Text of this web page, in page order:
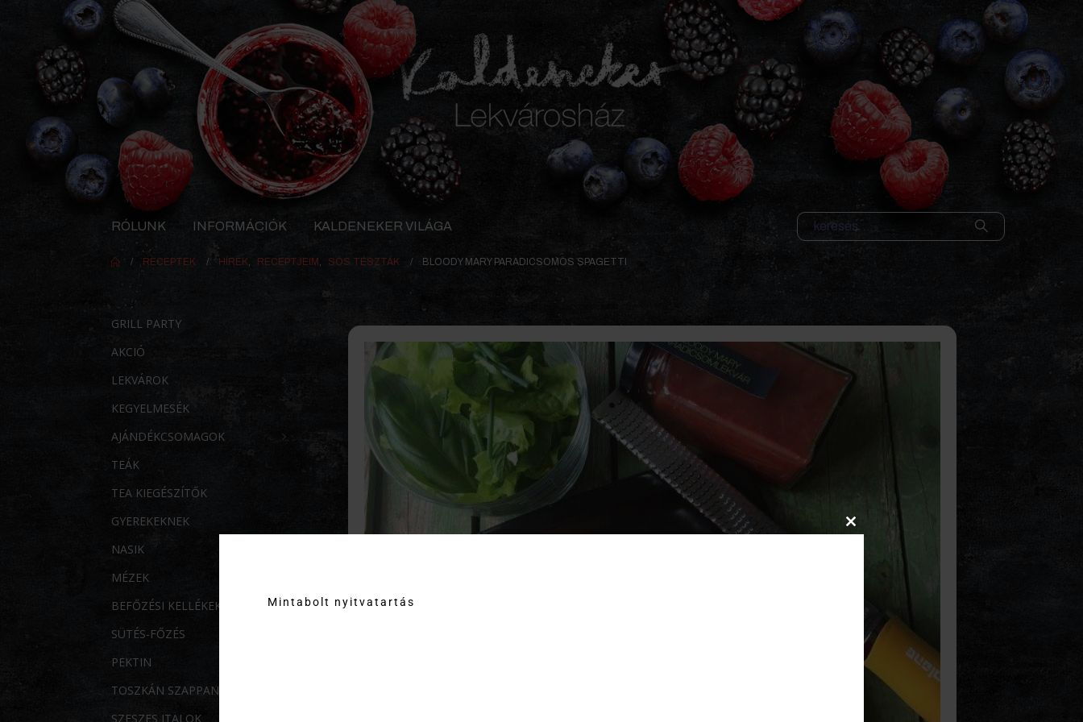
RÓLUNK INFORMÁCIÓK KALDENEKER VILÁGA
RECEPTEK HÍREK RECEPTJEIM SÓS TÉSZTÁK BLOODY MARY PARADICSOMOS SPAGETTI
GRILL PARTY
AKCIÓ
LEKVÁROK
KEGYELMESÉK
AJÁNDÉKCSOMAGOK
TEÁK
TEA KIEGÉSZÍTŐK
GYEREKEKNEK
NASIK
MÉZEK
BEFŐZÉSI KELLÉKEK
SÜTÉS-FŐZÉS
PEKTIN
TOSZKÁN SZAPPANOK
SZESZES ITALOK
Close
Mintabolt nyitvatartás